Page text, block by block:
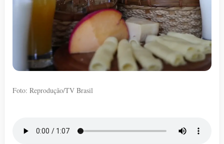
Foto: Reprodução/TV Brasil